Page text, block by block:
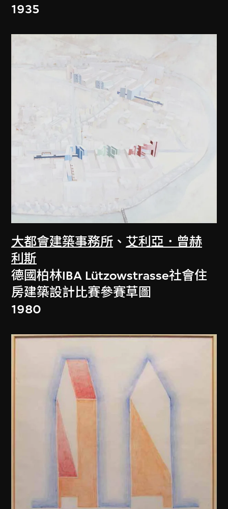
1935
大都會建築事務所 、 艾利亞．曾赫
利斯
德國柏林IBA Lützowstrasse社會住
房建築設計比賽參賽草圖
1980